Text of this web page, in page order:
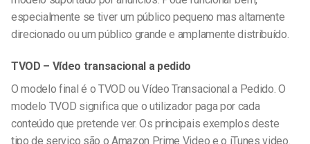
especialmente se tiver um público pequeno mas altamente
direcionado ou um público grande e amplamente distribuído.
TVOD – Vídeo transacional a pedido
O modelo final é o TVOD ou Vídeo Transacional a Pedido. O
modelo TVOD significa que o utilizador paga por cada
conteúdo que pretende ver. Os principais exemplos deste
tipo de serviço são o Amazon Prime Video e o iTunes video.